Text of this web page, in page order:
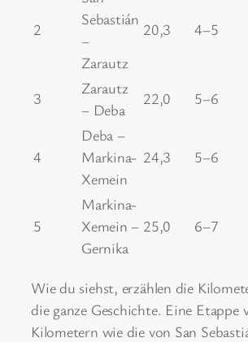
2
Sebastián
–
Zarautz
20,3 4–5
3
Zarautz
– Deba
22,0 5–6
4
Deba –
Markina-
Xemein
24,3 5–6
5
Markina-
Xemein –
Gernika
25,0 6–7
Wie du siehst, erzählen die
die ganze Geschichte. Eine
Kilometern wie die von San